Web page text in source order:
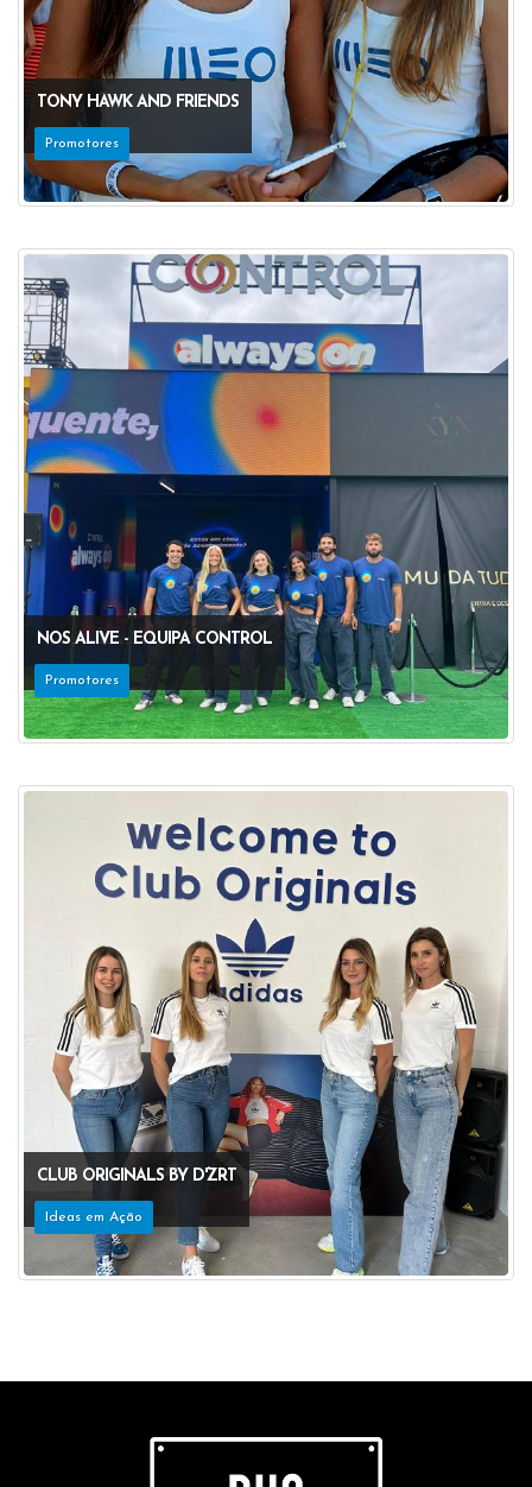
TONY HAWK AND FRIENDS
Promotores
NOS ALIVE - EQUIPA CONTROL
Promotores
CLUB ORIGINALS BY D'ZRT
Ideas em Ação